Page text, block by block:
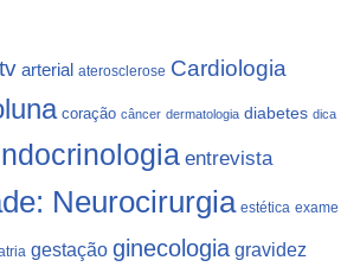
arterial aterosclerose Cardiologia
coração câncer dermatologia diabetes dica
entrevista
Neurocirurgia estética exame
gestação ginecologia gravidez